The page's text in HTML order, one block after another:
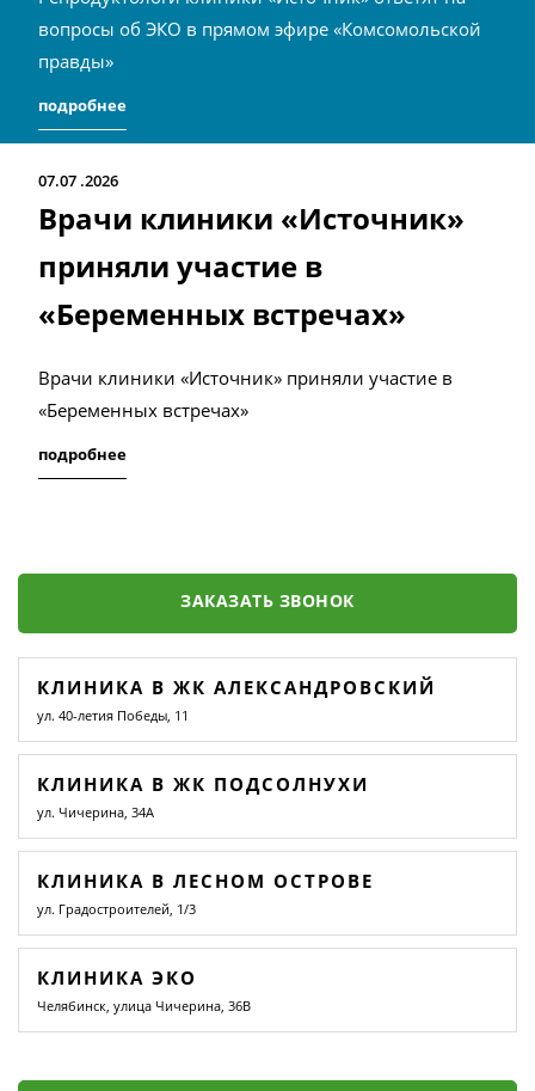
вопросы об ЭКО в прямом эфире «Комсомольской
правды»
подробнее
07.07 2026
Врачи клиники «Источник»
приняли участие в
«Беременных встречах»
Врачи клиники «Источник» приняли участие в
«Беременных встречах»
подробнее
ЗАКАЗАТЬ ЗВОНОК
КЛИНИКА В ЖК АЛЕКСАНДРОВСКИЙ
ул. 40-летия Победы, 11
КЛИНИКА В ЖК ПОДСОЛНУХИ
ул. Чичерина, 34А
КЛИНИКА В ЛЕСНОМ ОСТРОВЕ
ул. Градостроителей, 1/3
КЛИНИКА ЭКО
Челябинск, улица Чичерина, 36В